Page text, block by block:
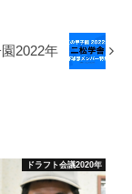
2022年
ドラフト会議2020年